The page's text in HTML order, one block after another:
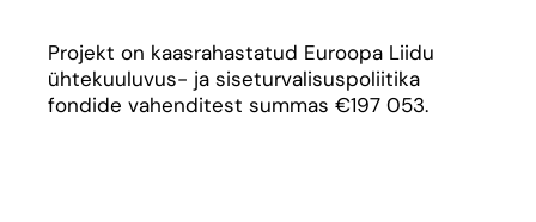
Projekt on kaasrahastatud Euroopa Liidu
ühtekuuluvus- ja siseturvalisuspoliitika
fondide vahenditest summas €197 053.